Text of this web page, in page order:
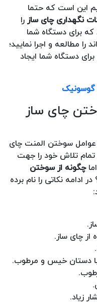
این است که حتما
نگهداری چای سازرا
برای دستگاه شما
مطالعه و اجرا نمایید؛
دستگاه شما ایجاد
گوسونیک
چای ساز
عوامل سوختن المنت چای
تلاش خود را جهت
چگونه از سوختن
در ادامه نکاتی را نام برده
از چای ساز.
دستان خیس و مرطوب.
زیاد.